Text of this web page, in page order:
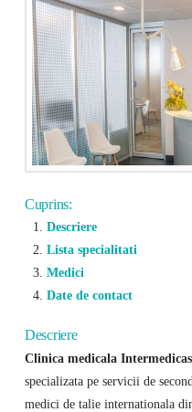
Cuprins:
Descriere
Lista specialitati
Medici
Date de contact
Descriere
Clinica medicala Intermedicas
specializata pe servicii de
medici de talie internationala